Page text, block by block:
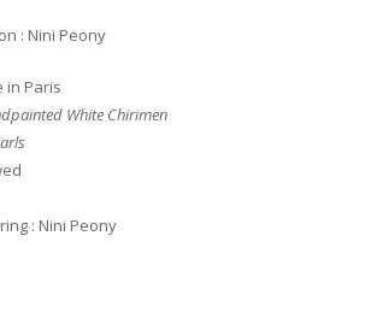
: Nini Peony
in Paris
White Chirimen
: Nini Peony